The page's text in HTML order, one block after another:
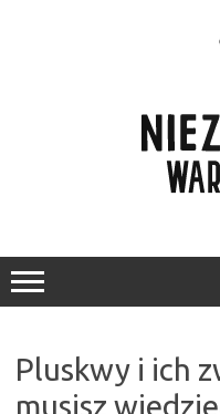
Pluskwy i ich
musisz